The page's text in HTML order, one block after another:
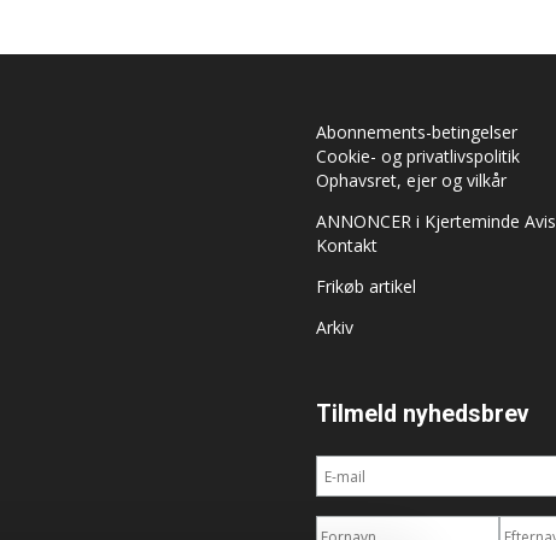
Abonnements-betingelser
Cookie- og privatlivspolitik
Ophavsret, ejer og vilkår
ANNONCER i Kjerteminde Avis
Kontakt
Frikøb artikel
Arkiv
Tilmeld nyhedsbrev